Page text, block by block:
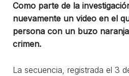
Como parte de la
nuevamente un video en el
persona con un buzo
crimen.
La secuencia, registrada el 3